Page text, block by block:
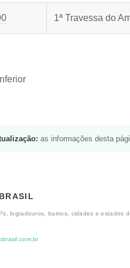
1ª Travessa do
as informações desta
logradouros, bairros, cidades e estados